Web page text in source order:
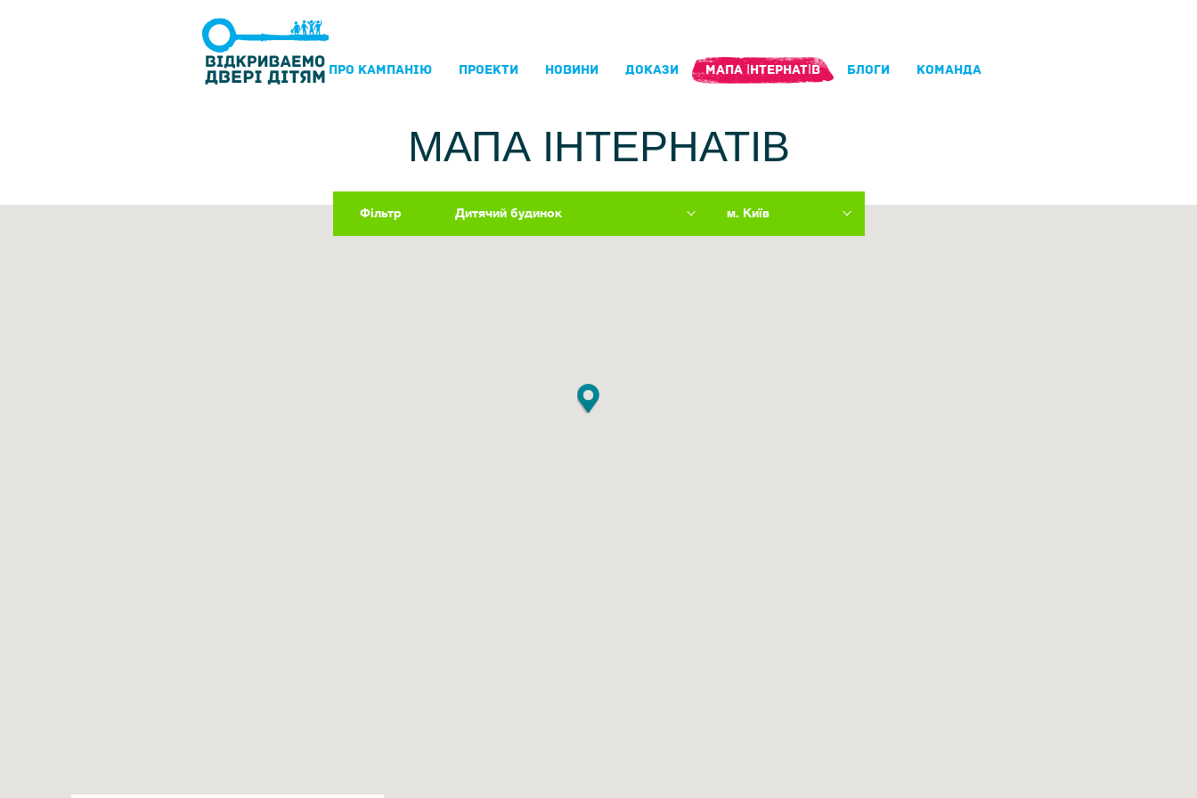
ПРО КАМПАНIЮ ПРОЕКТИ НОВИНИ ДОКАЗИ МАПА ІНТЕРНАТІВ БЛОГИ КОМАНДА
МАПА ІНТЕРНАТІВ
Фільтр Дитячий будинок м. Київ